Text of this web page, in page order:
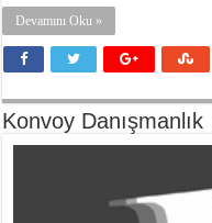
Devamını Oku »
Konvoy Danışmanlık